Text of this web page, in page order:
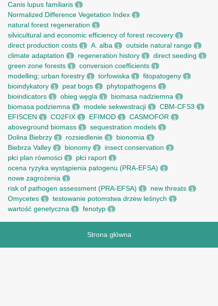
Canis lupus familiaris 1
Normalized Difference Vegetation Index 1
natural forest regeneration 1
silvicultural and economic efficiency of forest recovery 1
direct production costs 1 A. alba 1 outside natural range 1
climate adaptation 1 regeneration history 1 direct seeding 1
green zone forests 1 conversion coefficients 1
modelling; urban forestry 1 torfowiska 1 fitopatogeny 1
bioindykatory 1 peat bogs 1 phytopathogens 1
bioindicators 1 obieg węgla 1 biomasa nadziemna 1
biomasa podziemna 1 modele sekwestracji 1 CBM-CFS3 1
EFISCEN 1 CO2FIX 1 EFIMOD 1 CASMOFOR 1
aboveground biomass 1 sequestration models 1
Dolina Biebrzy 2 rozsiedlenie 3 bionomia 3
Biebrza Valley 2 bionomy 2 insect conservation 2
płci plan równości 1 płci raport 1
ocena ryzyka wystąpienia patogenu (PRA-EFSA) 1
nowe zagrożenia 1
risk of pathogen assessment (PRA-EFSA) 1 new threats 1
Omycetes 1 testowanie potomstwa drzew leśnych 1
wartość genetyczna 1 fenotyp 1
Strona główna